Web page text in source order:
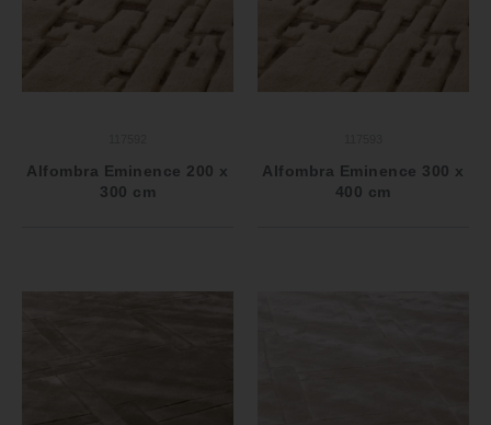
Alfombra Eminence 200 x
300 cm
Alfombra Eminence 300 x
400 cm